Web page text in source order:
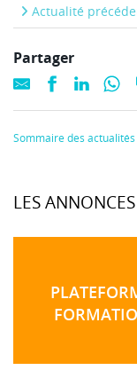
Actualité
Partager
Sommaire des actualités
LES